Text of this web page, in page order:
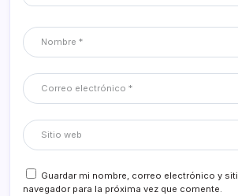
Guardar mi nombre, correo electrónico y
navegador para la próxima vez que comente.